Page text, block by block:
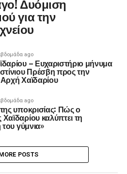
​Δυόμιση
για την
ago
– Ευχαριστήριο μήνυμα
Πρέσβη προς την
Χαϊδαρίου
ago
υποκρισίας: Πώς ο
καλύπτει τη
του γύμνια»
POSTS